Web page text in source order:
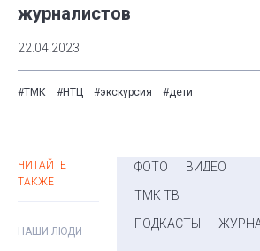
журналистов
22.04.2023
#ТМК #НТЦ #экскурсия #дети
ЧИТАЙТЕ
ТАКЖЕ
НАШИ ЛЮДИ
ФОТО
ВИДЕО
ТМК ТВ
ПОДКАСТЫ